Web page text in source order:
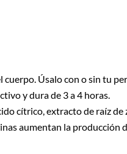
Úsalo con o sin tu
y dura de 3 a 4 horas.
cítrico, extracto de raíz
aumentan la producción